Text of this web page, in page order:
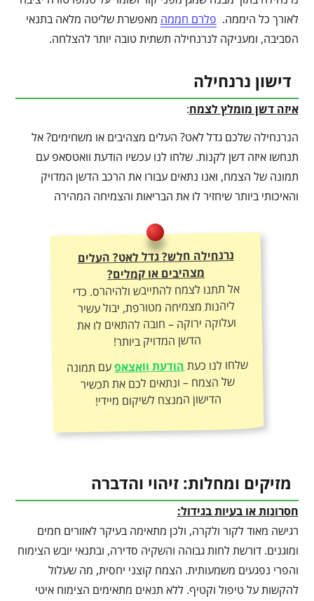
לאורך כל היממה. פלרם חממה מאפשרת שליטה מלאה בתנאי
הסביבה, ומעניקה לנרנחילה תשתית טובה יותר להצלחה.
דישון נרנחילה
איזה דשן מומלץ לצמח:
הנרנחילה שלכם גדל לאט? העלים מצהיבים או משחימים? אל
תנחשו איזה דשן לקנות. שלחו לנו עכשיו הודעת וואטסאפ עם
תמונה של הצמח, ואנו נתאים עבורו את הרכב הדשן המדויק
והאיכותי ביותר שיחזיר לו את הבריאות והצמיחה המהירה
נרנחילה חלש? גדל לאט? העלים
מצהיבים או קמלים?
אל תתנו לצמח להתייבש ולהיהרס. כדי
ליהנות מצמיחה מטורפת, יבול עשיר
ועלוקה ירוקה – חובה להתאים לו את
הדשן המדויק ביותר!
שלחו לנו כעתהודעת וואצאפעם תמונה
של הצמח – ונתאים לכם את תכשיר
הדישון המנצח לשיקום מיידי!
מזיקים ומחלות: זיהוי והדברה
חסרונות או בעיות בגידול:
רגישה מאוד לקור ולקרה, ולכן מתאימה בעיקר לאזורים חמים
ומוגנים. דורשת לחות גבוהה והשקיה סדירה, ובתנאי יובש הצימוח
והפרי נפגעים משמעותית. הצמח קוצני יחסית, מה שעלול
להקשות על טיפול וקטיף. ללא תנאים מתאימים הצימוח איטי